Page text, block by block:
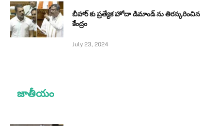
బీహార్ కు ప్రత్యేక హోదా డిమాండ్ ను తిరస్కరించిన
కేంద్రం
July 23, 2024
జాతీయం